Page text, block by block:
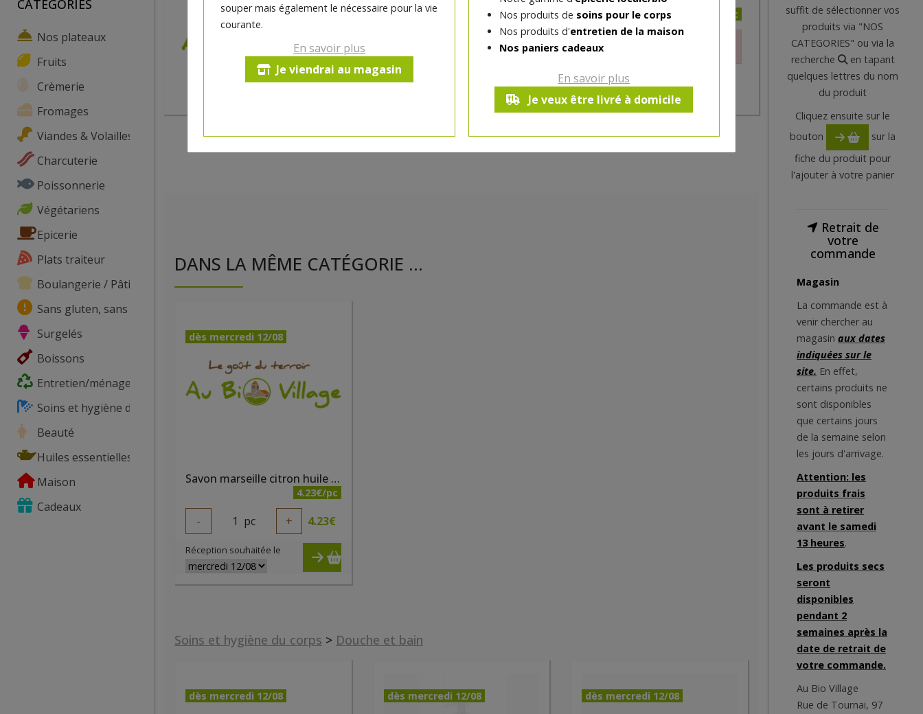
CATEGORIES
Nos plateaux
Fruits
Crèmerie
Fromages
Viandes & Volailles
Charcuterie
Poissonnerie
Végétariens
Epicerie
Plats traiteur
Boulangerie / Pâtisserie
Sans gluten, sans lactose, ...
Surgelés
Boissons
Entretien/ménage
Soins et hygiène du corps
Beauté
Huiles essentielles
Maison
Cadeaux
souper mais également le nécessaire pour la vie
courante.
En savoir plus
Je viendrai au magasin
Nos produits de soins pour le corps
Nos produits d'entretien de la maison
Nos paniers cadeaux
En savoir plus
Je veux être livré à domicile
3.81€/pc
Ce produit est indisponible pour le moment.
DANS LA MÊME CATÉGORIE ...
dès mercredi 12/08
Savon marseille citron huile olive bio 125g Le Sérail
4.23€/pc
- 1 pc + 4.23€
Réception souhaitée le
Soins et hygiène du corps > Douche et bain
dès mercredi 12/08 dès mercredi 12/08 dès mercredi 12/08
suffit de sélectionner vos
produits via "NOS
CATEGORIES" ou via la
recherche
en tapant
quelques lettres du nom
du produit
Cliquez ensuite sur le
bouton
sur la
fiche du produit pour
l'ajouter à votre panier
Retrait de
votre
commande
Magasin
La commande est à
venir chercher au
magasin aux dates
indiquées sur le
site. En effet,
certains produits ne
sont disponibles
que certains jours
de la semaine selon
les jours d'arrivage.
Attention: les
produits frais
sont à retirer
avant le samedi
13 heures.
Les produits secs
seront
disponibles
pendant 2
semaines après la
date de retrait de
votre commande.
Au Bio Village
Rue de Tournai, 97